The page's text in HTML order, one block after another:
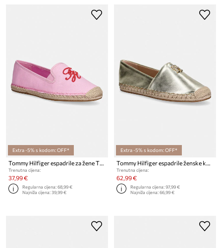
Extra -5% s kodom: OFF*
Tommy Hilfiger espadrile za žene TH SCRIPT SUMMER ESPADRILLE
Trenutna cijena:
37,99 €
Regularna cijena:68,99 €
Najniža cijena:39,99 €
Extra -5% s kodom: OFF*
Tommy Hilfiger espadrile ženske kožne TH LOGO GOLD ESPADRILLE
Trenutna cijena:
62,99 €
Regularna cijena:97,99 €
Najniža cijena:66,99 €